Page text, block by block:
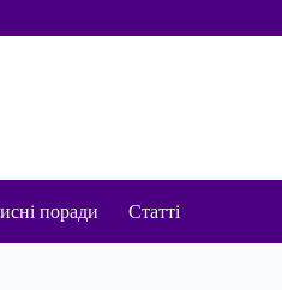
поради Статті